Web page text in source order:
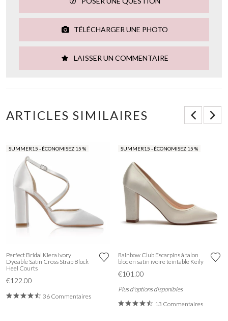
TÉLÉCHARGER UNE PHOTO
LAISSER UN COMMENTAIRE
ARTICLES SIMILAIRES
SUMMER15 - ÉCONOMISEZ 15 %
Perfect Bridal Kiera Ivory
Dyeable Satin Cross Strap Block
Heel Courts
€122.00
36 Commentaires
SUMMER15 - ÉCONOMISEZ 15 %
Rainbow Club Escarpins à talon
bloc en satin ivoire teintable Keily
€101.00
Plus d'options disponibles
13 Commentaires